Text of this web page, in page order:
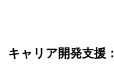
キャリア開発支援：